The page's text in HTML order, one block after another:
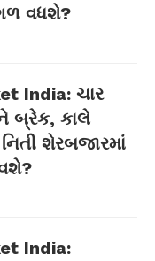
વધશે?
India: ચાર
બ્રેક, કાલે
નિતી શેરબજારમાં
India: